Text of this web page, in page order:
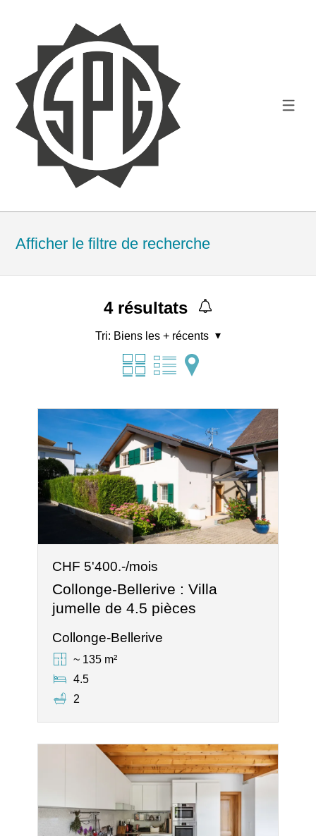
Afficher le filtre de recherche
4résultats
Tri: Biens les + récents
CHF 5'400.-/mois
Collonge-Bellerive : Villa
jumelle de 4.5 pièces
Collonge-Bellerive
~ 135 m²
4.5
2